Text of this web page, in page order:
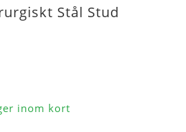
Stål Stud
inom kort